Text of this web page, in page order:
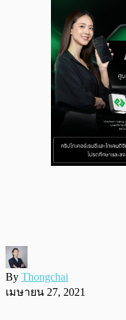
By Thongchai
เมษายน 27, 2021